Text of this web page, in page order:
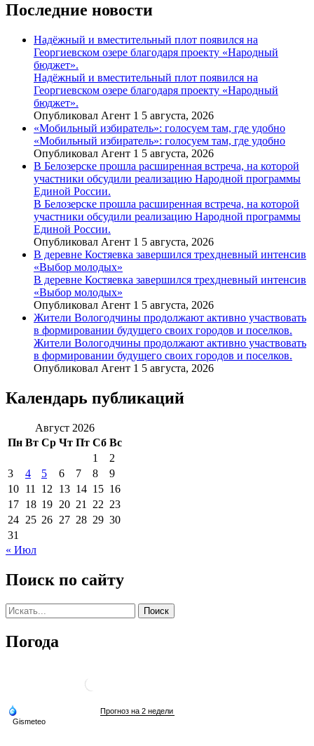
Последние новости
Надёжный и вместительный плот появился на
Георгиевском озере благодаря проекту «Народный
бюджет».
Надёжный и вместительный плот появился на
Георгиевском озере благодаря проекту «Народный
бюджет».
Опубликовал Агент 1 5 августа, 2026
«Мобильный избиратель»: голосуем там, где удобно
«Мобильный избиратель»: голосуем там, где удобно
Опубликовал Агент 1 5 августа, 2026
В Белозерске прошла расширенная встреча, на которой
участники обсудили реализацию Народной программы
Единой России.
В Белозерске прошла расширенная встреча, на которой
участники обсудили реализацию Народной программы
Единой России.
Опубликовал Агент 1 5 августа, 2026
В деревне Костяевка завершился трехдневный интенсив
«Выбор молодых»
В деревне Костяевка завершился трехдневный интенсив
«Выбор молодых»
Опубликовал Агент 1 5 августа, 2026
Жители Вологодчины продолжают активно участвовать
в формировании будущего своих городов и поселков.
Жители Вологодчины продолжают активно участвовать
в формировании будущего своих городов и поселков.
Опубликовал Агент 1 5 августа, 2026
Календарь публикаций
Август 2026
Пн Вт Ср Чт Пт Сб Вс
1
2
3
4 5 6 7 8
9
10 11 12 13 14 15 16
17 18 19 20 21 22 23
24 25 26 27 28 29 30
31
« Июл
Поиск по сайту
Погода